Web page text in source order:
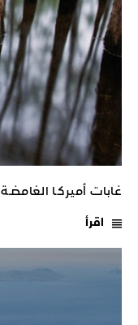
غابات أميركـا الغامضـة
اقرأ